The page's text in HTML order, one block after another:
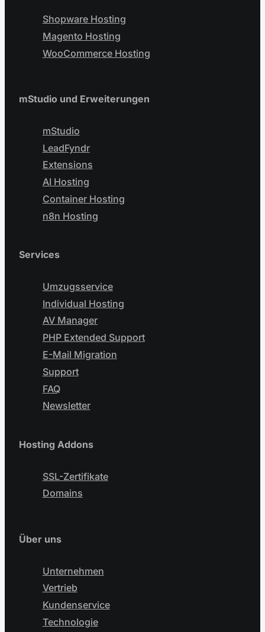
Shopware Hosting
Magento Hosting
WooCommerce Hosting
mStudio und Erweiterungen
mStudio
LeadFyndr
Extensions
AI Hosting
Container Hosting
n8n Hosting
Services
Umzugsservice
Individual Hosting
AV Manager
PHP Extended Support
E-Mail Migration
Support
FAQ
Newsletter
Hosting Addons
SSL-Zertifikate
Domains
Über uns
Unternehmen
Vertrieb
Kundenservice
Technologie